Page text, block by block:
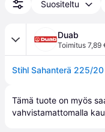
Suositeltu
Duab
Toimitus 7,89
Stihl Sahanterä 225/20
Tämä tuote on myös
vahvistamattomalla